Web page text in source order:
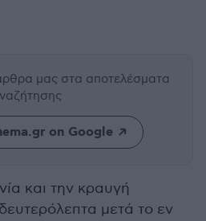
μας στα αποτελέσματα
on Google
και την κραυγή
μετά το εν